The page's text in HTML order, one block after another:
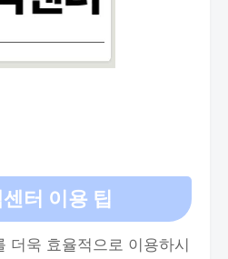
터 이용 팁
더욱 효율적으로 이용하시